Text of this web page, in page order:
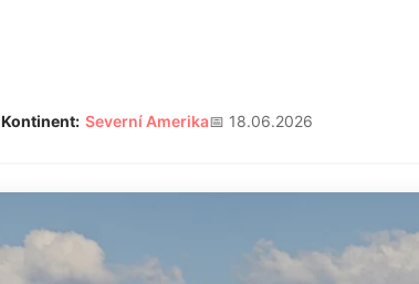
Kontinent: Severní Amerika📅 18.06.2026